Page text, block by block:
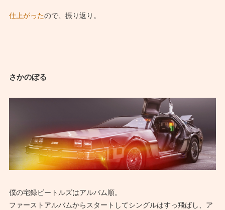
仕上がったので、振り返り。
さかのぼる
僕の宅録ビートルズはアルバム順。
ファーストアルバムからスタートしてシングルはすっ飛ばし、ア